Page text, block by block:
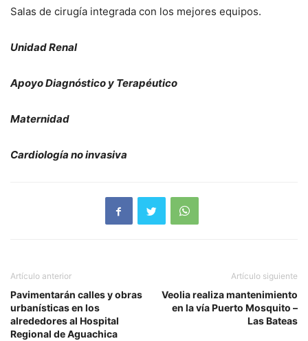
Salas de cirugía integrada con los mejores equipos.
Unidad Renal
Apoyo Diagnóstico y Terapéutico
Maternidad
Cardiología no invasiva
Artículo anterior
Pavimentarán calles y obras
urbanísticas en los
alrededores al Hospital
Regional de Aguachica
Artículo siguiente
Veolia realiza mantenimiento
en la vía Puerto Mosquito –
Las Bateas